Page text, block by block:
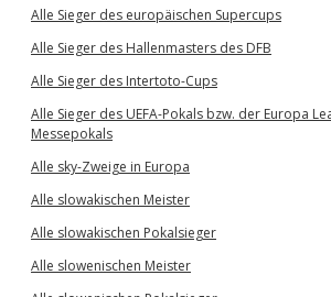
Alle Sieger des europäischen Supercups
Alle Sieger des Hallenmasters des DFB
Alle Sieger des Intertoto-Cups
Alle Sieger des UEFA-Pokals bzw. der Europa
Messepokals
Alle sky-Zweige in Europa
Alle slowakischen Meister
Alle slowakischen Pokalsieger
Alle slowenischen Meister